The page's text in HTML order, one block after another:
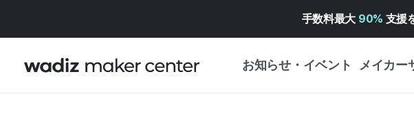
手数料最大 90% 支援
お知らせ・イベント メイカー